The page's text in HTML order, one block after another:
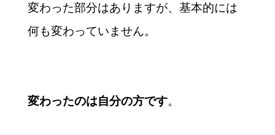
変わった部分はありますが、基本的には
何も変わっていません。
変わったのは自分の方です。